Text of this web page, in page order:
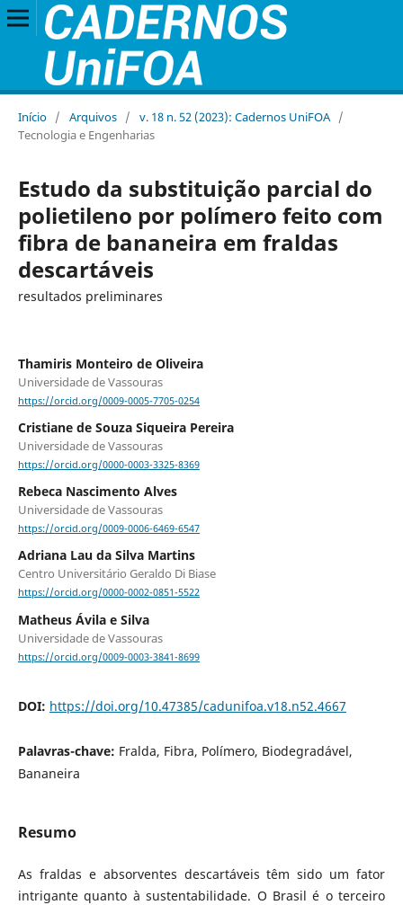
Início / Arquivos / v. 18 n. 52 (2023): Cadernos UniFOA /
Tecnologia e Engenharias
Estudo da substituição parcial do
polietileno por polímero feito com
fibra de bananeira em fraldas
descartáveis
resultados preliminares
Thamiris Monteiro de Oliveira
Universidade de Vassouras
https://orcid.org/0009-0005-7705-0254
Cristiane de Souza Siqueira Pereira
Universidade de Vassouras
https://orcid.org/0000-0003-3325-8369
Rebeca Nascimento Alves
Universidade de Vassouras
https://orcid.org/0009-0006-6469-6547
Adriana Lau da Silva Martins
Centro Universitário Geraldo Di Biase
https://orcid.org/0000-0002-0851-5522
Matheus Ávila e Silva
Universidade de Vassouras
https://orcid.org/0009-0003-3841-8699
DOI: https://doi.org/10.47385/cadunifoa.v18.n52.4667
Palavras-chave: Fralda, Fibra, Polímero, Biodegradável,
Bananeira
Resumo
As fraldas e absorventes descartáveis têm sido um fator
intrigante quanto à sustentabilidade. O Brasil é o terceiro